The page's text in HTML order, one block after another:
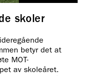
skoler
betyr det at
MOT-
av skoleåret.